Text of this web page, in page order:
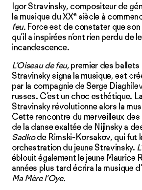
Igor Stravinsky, compositeur de
la musique du XXe siècle à
feu. Force est de constater que
qu’il a inspirées n’ont rien perdu de
incandescence.
L’Oiseau de feu,premier des
Stravinsky signa la musique, est
par la compagnie de Serge
russes. C’est un choc esthétique.
Stravinsky révolutionne alors la
Cette rencontre du merveilleux
de la danse exal­tée de Nijinsky a
Sadkode Rimski-Korsakov, qui fut
orchestration du jeune Stravinsky.
éblouit également le jeune Maurice
années plus tard écrira la musique
Ma Mère l’Oye.